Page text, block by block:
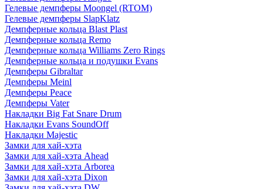
Гелевые демпферы Moongel (RTOM)
Гелевые демпферы SlapKlatz
Демпферные кольца Blast Plast
Демпферные кольца Remo
Демпферные кольца Williams Zero Rings
Демпферные кольца и подушки Evans
Демпферы Gibraltar
Демпферы Meinl
Демпферы Peace
Демпферы Vater
Накладки Big Fat Snare Drum
Накладки Evans SoundOff
Накладки Majestic
Замки для хай-хэта
Замки для хай-хэта Ahead
Замки для хай-хэта Arborea
Замки для хай-хэта Dixon